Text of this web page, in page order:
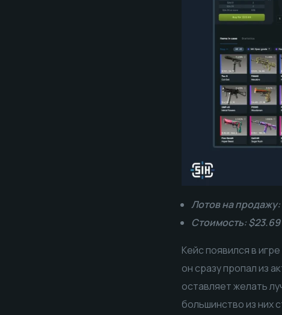
Лотов на
Стоимость: $23.69
Кейс появился в
он сразу пропал из
оставляет желать
большинство из них